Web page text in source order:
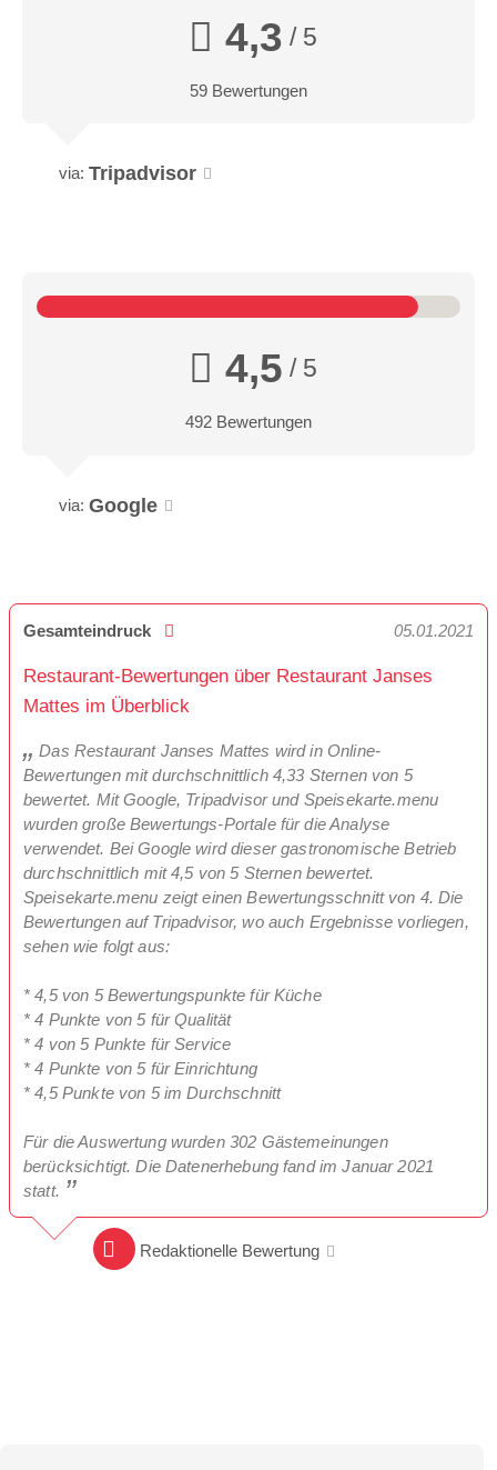
4,3 / 5
59 Bewertungen
via: Tripadvisor
4,5 / 5
492 Bewertungen
via: Google
Gesamteindruck 05.01.2021
Restaurant-Bewertungen über Restaurant Janses
Mattes im Überblick
Das Restaurant Janses Mattes wird in Online-
Bewertungen mit durchschnittlich 4,33 Sternen von 5
bewertet. Mit Google, Tripadvisor und Speisekarte.menu
wurden große Bewertungs-Portale für die Analyse
verwendet. Bei Google wird dieser gastronomische Betrieb
durchschnittlich mit 4,5 von 5 Sternen bewertet.
Speisekarte.menu zeigt einen Bewertungsschnitt von 4. Die
Bewertungen auf Tripadvisor, wo auch Ergebnisse vorliegen,
sehen wie folgt aus:
* 4,5 von 5 Bewertungspunkte für Küche
* 4 Punkte von 5 für Qualität
* 4 von 5 Punkte für Service
* 4 Punkte von 5 für Einrichtung
* 4,5 Punkte von 5 im Durchschnitt
Für die Auswertung wurden 302 Gästemeinungen
berücksichtigt. Die Datenerhebung fand im Januar 2021
statt.
Redaktionelle Bewertung